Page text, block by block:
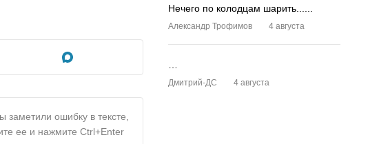
заметили ошибку в тексте,
ее и нажмите Ctrl+Enter
Нечего по колодцам шарить......
Александр Трофимов 4 августа
Дмитрий-ДС 4 августа